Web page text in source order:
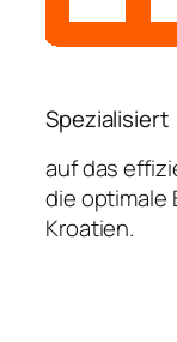
Spezialisiert
auf das
die optimale
Kroatien.